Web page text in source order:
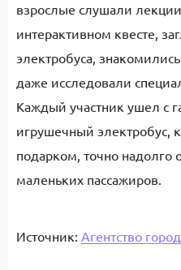
взрослые слушали
интерактивном квесте,
электробуса,
даже исследовали
Каждый участник ушел с
игрушечный электробус,
подарком, точно надолго
маленьких пассажиров.
Источник: Агентство